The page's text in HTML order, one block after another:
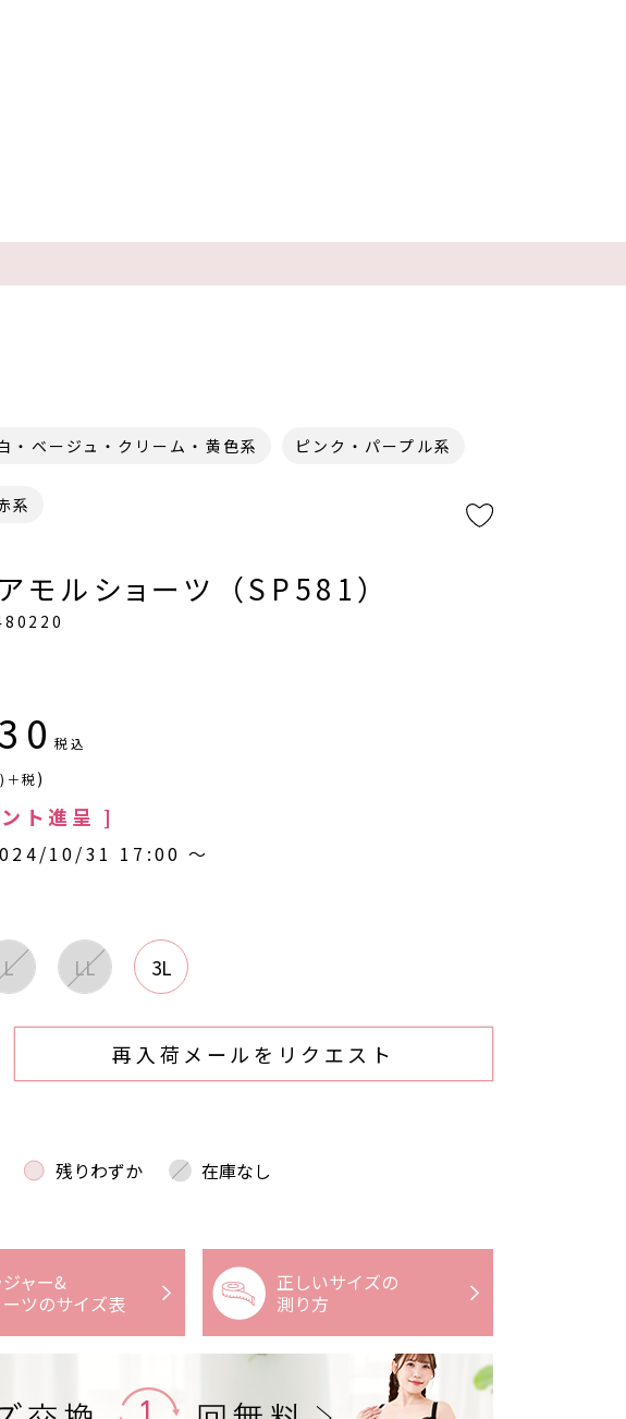
・ベージュ・クリーム・黄色系 ピンク・パープル系
系
モルショーツ （SP581）
税込
＋税)
ト進呈 ]
10/31 17:00〜
L LL 3L
再入荷メールをリクエスト
残りわずか 在庫なし
ャー&
ツのサイズ表
正しいサイズの
測り方